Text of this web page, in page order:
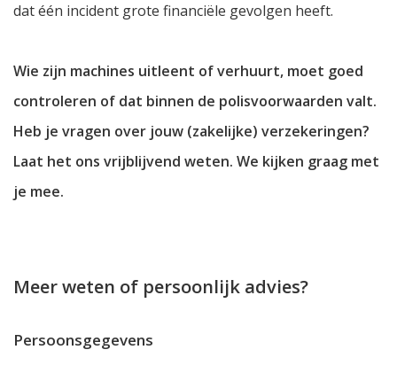
dat één incident grote financiële gevolgen heeft.
Wie zijn machines uitleent of verhuurt, moet goed
controleren of dat binnen de polisvoorwaarden valt.
Heb je vragen over jouw (zakelijke) verzekeringen?
Laat het ons vrijblijvend weten. We kijken graag met
je mee.
Meer weten of persoonlijk advies?
Persoonsgegevens